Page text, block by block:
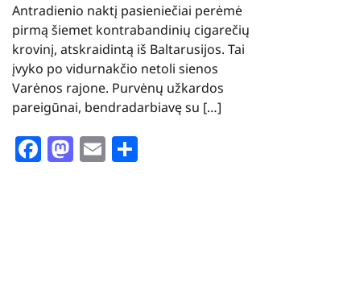
Antradienio naktį pasieniečiai perėmė
pirmą šiemet kontrabandinių cigarečių
krovinį, atskraidintą iš Baltarusijos. Tai
įvyko po vidurnakčio netoli sienos
Varėnos rajone. Purvėnų užkardos
pareigūnai, bendradarbiavę su […]
Facebook
Mastodon
Email